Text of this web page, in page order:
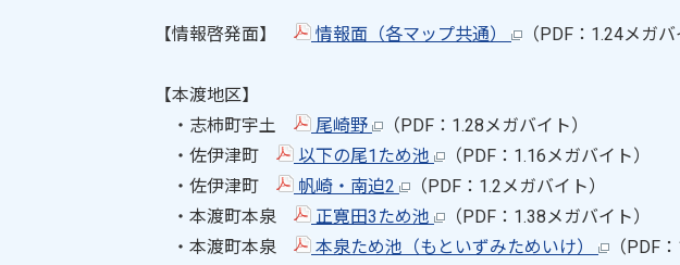
【情報啓発面】 情報面（各マップ共通） （PDF：1.24メガバ
【本渡地区】
・志柿町宇土
尾崎野
（PDF：1.28メガバイト）
・佐伊津町
以下の尾1ため池
（PDF：1.16メガバイト）
・佐伊津町
帆崎・南迫2
（PDF：1.2メガバイト）
・本渡町本泉
正寛田3ため池
（PDF：1.38メガバイト）
・本渡町本泉
本泉ため池（もといずみためいけ）
（PDF